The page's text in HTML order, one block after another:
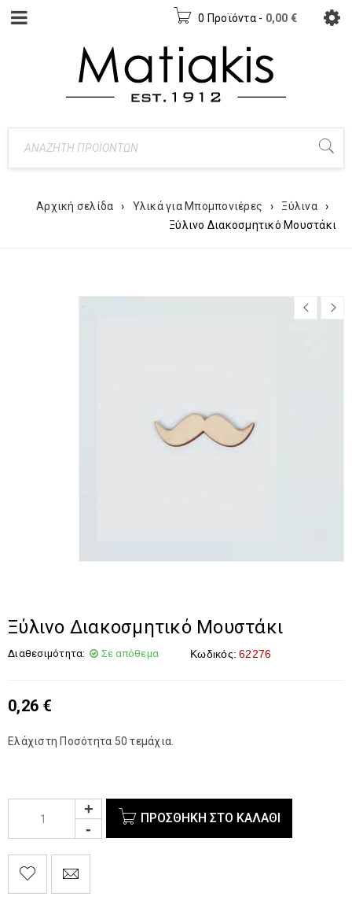
0 Προϊόντα - 0,00 €
Αρχική σελίδα › Υλικά για Μπομπονιέρες › Ξύλινα
›
Ξύλινο Διακοσμητικό Μουστάκι
Ξύλινο Διακοσμητικό Μουστάκι
Διαθεσιμότητα: Σε απόθεμα Κωδικός: 62276
0,26 €
Ελάχιστη Ποσότητα 50 τεμάχια.
ΠΡΟΣΘΉΚΗ ΣΤΟ ΚΑΛΆΘΙ